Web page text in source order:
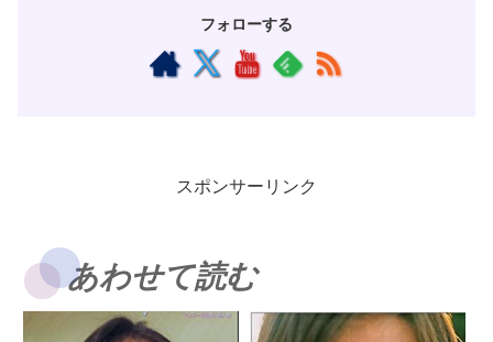
フォローする
スポンサーリンク
あわせて読む